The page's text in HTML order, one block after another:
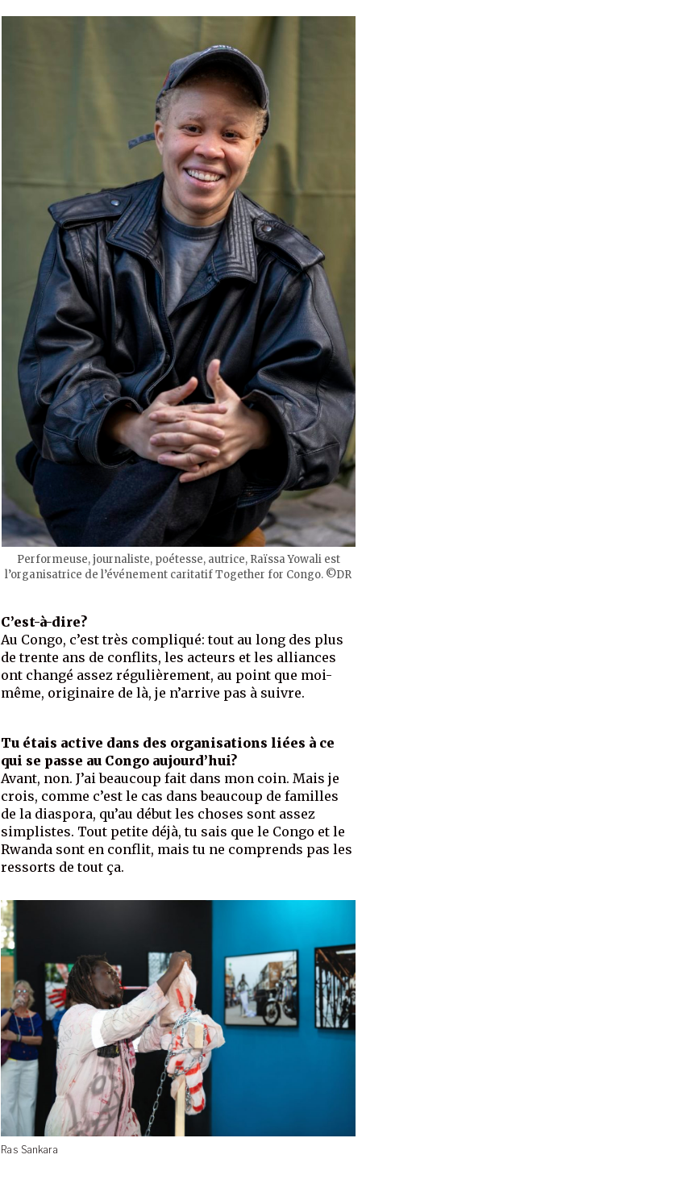
Performeuse, journaliste, poétesse, autrice, Raïssa Yowali est
l’organisatrice de l’événement caritatif Together for Congo. ©DR
C’est-à-dire?
Au Congo, c’est très compliqué: tout au long des plus
de trente ans de conflits, les acteurs et les alliances
ont changé assez régulièrement, au point que moi-
même, originaire de là, je n’arrive pas à suivre.
Tu étais active dans des organisations liées à ce
qui se passe au Congo aujourd’hui?
Avant, non. J’ai beaucoup fait dans mon coin. Mais je
crois, comme c’est le cas dans beaucoup de familles
de la diaspora, qu’au début les choses sont assez
simplistes. Tout petite déjà, tu sais que le Congo et le
Rwanda sont en conflit, mais tu ne comprends pas les
ressorts de tout ça.
Ras Sankara